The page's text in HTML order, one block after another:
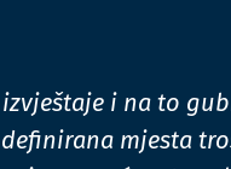
i na to
mjesta